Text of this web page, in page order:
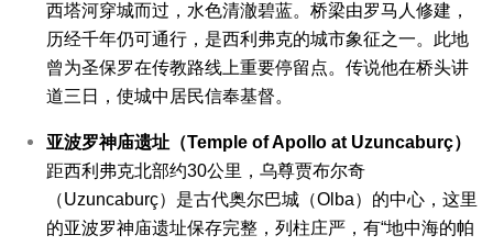
西塔河穿城而过，水色清澈碧蓝。桥梁由罗马人修建，
历经千年仍可通行，是西利弗克的城市象征之一。 此地
曾为圣保罗在传教路线上重要停留点。传说他在桥头讲
道三日，使城中居民信奉基督。
亚波罗神庙遗址（Temple of Apollo at Uzuncaburç）
距西利弗克北部约30公里，乌尊贾布尔奇
（Uzuncaburç）是古代奥尔巴城（Olba）的中心，这里
的亚波罗神庙遗址保存完整，列柱庄严，有“地中海的帕